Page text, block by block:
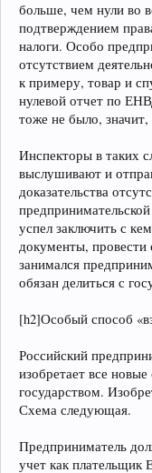
больше, чем нули во
подтверждением
налоги. Особо
отсутствием
к примеру, товар и
нулевой отчет по
тоже не было, значит,
Инспекторы в таких
выслушивают и
доказательства
успел заключить с
документы, провести
занимался
обязан делиться с
[h2]Особый способ
Российский
изобретает все
государством.
Схема следующая.
Предприниматель
учет как плательщик